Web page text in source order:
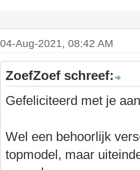
04-Aug-2021, 08:42 AM
ZoefZoef schreef:
Gefeliciteerd met je
Wel een behoorlijk
topmodel, maar